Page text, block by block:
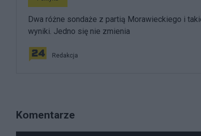
Dwa różne sondaże z partią Morawieckiego i
wyniki. Jedno się nie zmienia
Redakcja
Komentarze